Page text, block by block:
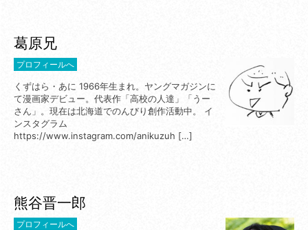
葛原兄
くずはら・あに 1966年生まれ。ヤングマガジンに
て漫画家デビュー。代表作「高校の人達」「うー
さん」。現在は北海道でのんびり創作活動中。 イ
ンスタグラム
https://www.instagram.com/anikuzuh […]
プロフィールへ
熊谷晋一郎
プロフィールへ